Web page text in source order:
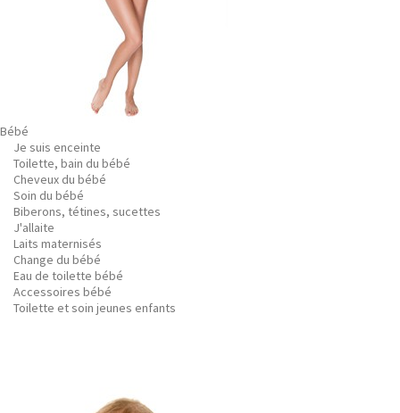
Bébé
Je suis enceinte
Toilette, bain du bébé
Cheveux du bébé
Soin du bébé
Biberons, tétines, sucettes
J'allaite
Laits maternisés
Change du bébé
Eau de toilette bébé
Accessoires bébé
Toilette et soin jeunes enfants